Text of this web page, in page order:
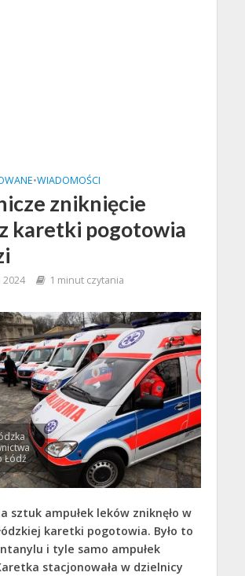
•WIADOMOŚCI
zniknięcie
karetki pogotowia
2024 1 minut czytania
Łódź
sztuk ampułek leków zniknęło w
karetki pogotowia. Było to
i tyle samo ampułek
stacjonowała w dzielnicy